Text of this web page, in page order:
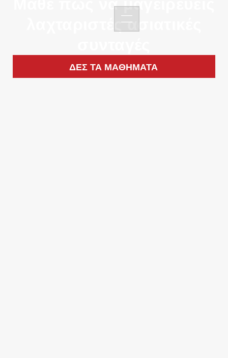
Μάθε πως να μαγειρεύεις
λαχταριστές ασιατικές
ΔΕΣ ΤΑ ΜΑΘΗΜΑΤΑ